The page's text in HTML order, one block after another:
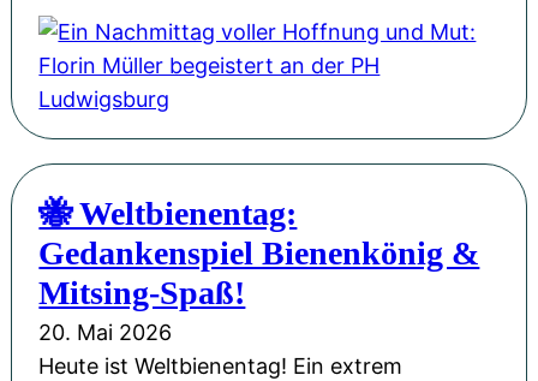
r
e
W
b
i
t
e
i
m
n
N
a
m
i
t
t
🐝 Weltbienentag:
Gedankenspiel Bienenkönig &
Mitsing-Spaß!
20. Mai 2026
Heute ist Weltbienentag! Ein extrem